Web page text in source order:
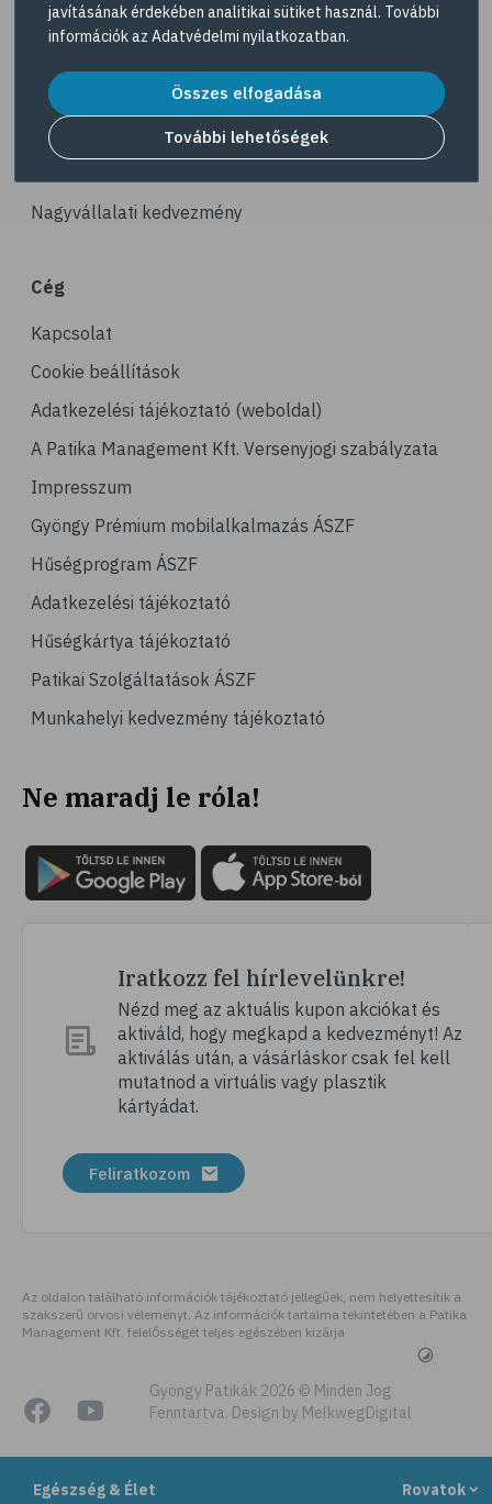
Egészség & Élet Rovatok
# ásványi anyagok
# derékfájás
# tél
# hipertónia
# vérnyomásmérés
# kardiológia
# kardiovaszkuláris betegségek
# szív- és érrendszer
# vérnyomás
# hátfájás
# gerinc
# vérnyomáscsökkentés
# nátha
# megfázás
# fertőző betegségek
# köhögés
# orrfolyás
# immunrendszer
# immunerősítés
# szellőztetés
# kézmosás
# szépségápolás
# izlandi zuzmó
# szemirritáció
# emésztőrendszer
# emésztési zavarok
# puffadás
# gyomorégés
Navigáció
Dermokozmetikumok
Gyöngy Patika Magazin
Nagyvállalati kedvezmény
Cég
Kapcsolat
Cookie beállítások
Adatkezelési tájékoztató (weboldal)
A Patika Management Kft. Versenyjogi szabályzata
Impresszum
Gyöngy Prémium mobilalkalmazás ÁSZF
Hűségprogram ÁSZF
Adatkezelési tájékoztató
Hűségkártya tájékoztató
Patikai Szolgáltatások ÁSZF
Munkahelyi kedvezmény tájékoztató
Ne maradj le róla!
Iratkozz fel hírlevelünkre!
Nézd meg az aktuális kupon akciókat és
aktiváld, hogy megkapd a kedvezményt! Az
aktiválás után, a vásárláskor csak fel kell
mutatnod a virtuális vagy plasztik
kártyádat.
Feliratkozom
Az oldalon található információk tájékoztató jellegűek, nem helyettesítik a
szakszerű orvosi véleményt. Az információk tartalma tekintetében a Patika
Management Kft. felelősségét teljes egészében kizárja
Gyöngy Patikák 2026 © Minden Jog
Fenntartva. Design by MelkwegDigital
javításának érdekében analitikai sütiket használ. További
információk az Adatvédelmi nyilatkozatban.
Összes elfogadása
További lehetőségek